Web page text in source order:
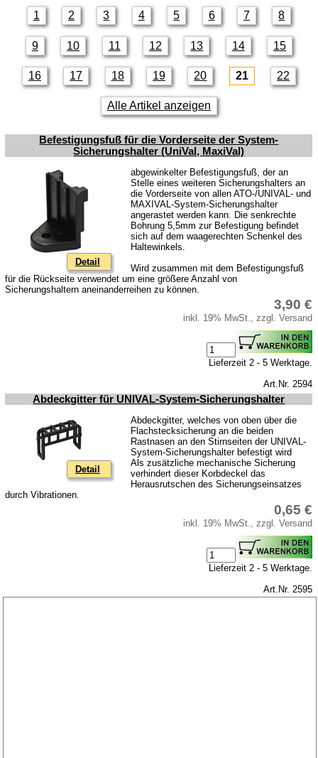
1 2 3 4 5 6 7 8
9 10 11 12 13 14 15
16 17 18 19 20 21 22
Alle Artikel anzeigen
Befestigungsfuß für die Vorderseite der System-
Sicherungshalter (UniVal, MaxiVal)
Detail
abgewinkelter Befestigungsfuß, der an
Stelle eines weiteren Sicherungshalters an
die Vorderseite von allen ATO-/UNIVAL- und
MAXIVAL-System-Sicherungshalter
angerastet werden kann. Die senkrechte
Bohrung 5,5mm zur Befestigung befindet
sich auf dem waagerechten Schenkel des
Haltewinkels.
Wird zusammen mit dem Befestigungsfuß
für die Rückseite verwendet um eine größere Anzahl von
Sicherungshaltern aneinanderreihen zu können.
3,90 €
inkl. 19% MwSt., zzgl. Versand
Lieferzeit 2 - 5 Werktage.
Art.Nr. 2594
Abdeckgitter für UNIVAL-System-Sicherungshalter
Detail
Abdeckgitter, welches von oben über die
Flachstecksicherung an die beiden
Rastnasen an den Stirnseiten der UNIVAL-
System-Sicherungshalter befestigt wird
Als zusätzliche mechanische Sicherung
verhindert dieser Korbdeckel das
Herausrutschen des Sicherungseinsatzes
durch Vibrationen.
0,65 €
inkl. 19% MwSt., zzgl. Versand
Lieferzeit 2 - 5 Werktage.
Art.Nr. 2595